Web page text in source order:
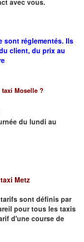
avec vous.
sont réglementés. Ils
client, du prix au
Moselle ?
du lundi au
Metz
sont définis par
pour tous les taxis
d'une course de